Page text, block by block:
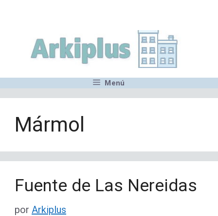
contenido
Menú
Mármol
Fuente de Las Nereidas
por Arkiplus